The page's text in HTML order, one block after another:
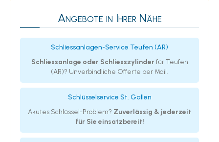
Angebote in Ihrer Nähe
Schliessanlagen-Service Teufen (AR)
Schliessanlage oder Schliesszylinderfür Teufen
(AR)? Unverbindliche Offerte per Mail.
Schlüsselservice St. Gallen
Akutes Schlüssel-Problem? Zuverlässig & jederzeit
für Sie einsatzbereit!